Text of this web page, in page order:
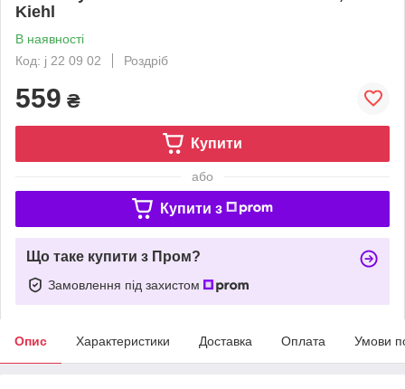
Kiehl
В наявності
Код: j 22 09 02
Роздріб
559 ₴
Купити
або
Купити з
Що таке купити з Пром?
Замовлення під захистом
Опис Характеристики Доставка Оплата Умови